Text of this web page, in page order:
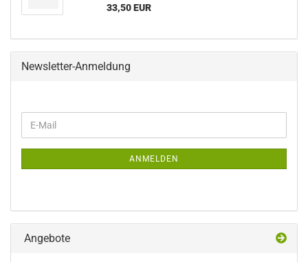
33,50 EUR
Newsletter-Anmeldung
ZUR
E-
Mail
ANMELDEN
Angebote